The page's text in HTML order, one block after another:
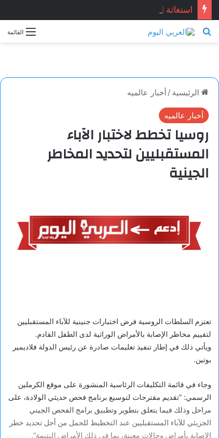
القائمة بحث عن
الرئيسية / أخبار عالميه
أخبار عالميه
روسيا تخطط لاختبار الآباء
المستقبليين لتحديد المخاطر
الجينية
تعتزم السلطات الروسية فرض اختبارات جنينية للآباء المستقبليين
لتقييم مخاطر الإصابة بالأمراض الوراثية لدى الطفل القادم.
ويأتي ذلك في إطار تنفيذ تعليمات صادرة عن رئيس الدولة فلاديمير
بوتين.
وجاء في قائمة التكليفات الرئاسية المنشورة على موقع الكرملين
الرسمي: “تقديم مقترحات لتوسيع برنامج فحص حديثي الولادة، على
مراحل وذلك فيما يتعلق بتطوير وتطبيق برامج الفحص الجيني
الجزيئي للآباء المستقبليين عند التخطيط للحمل من أجل تحديد خطر
الإصابة بأمراض وحالات معينة، بما في ذلك الأمراض اليتيمة”.